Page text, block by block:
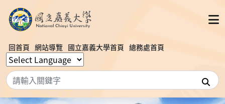
回首頁 網站導覽 國立嘉義大學首頁 總務處首頁
搜尋